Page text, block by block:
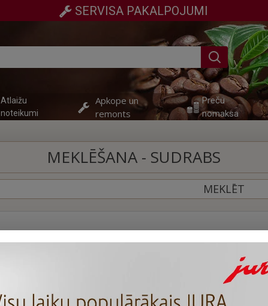
SERVISA PAKALPOJUMI
Atlaižu
noteikumi
Apkope un
remonts
Preču
nomaksa
MEKLĒŠANA - SUDRABS
MEKLĒT
Meklēt preces aprakstā
MEKLĒT